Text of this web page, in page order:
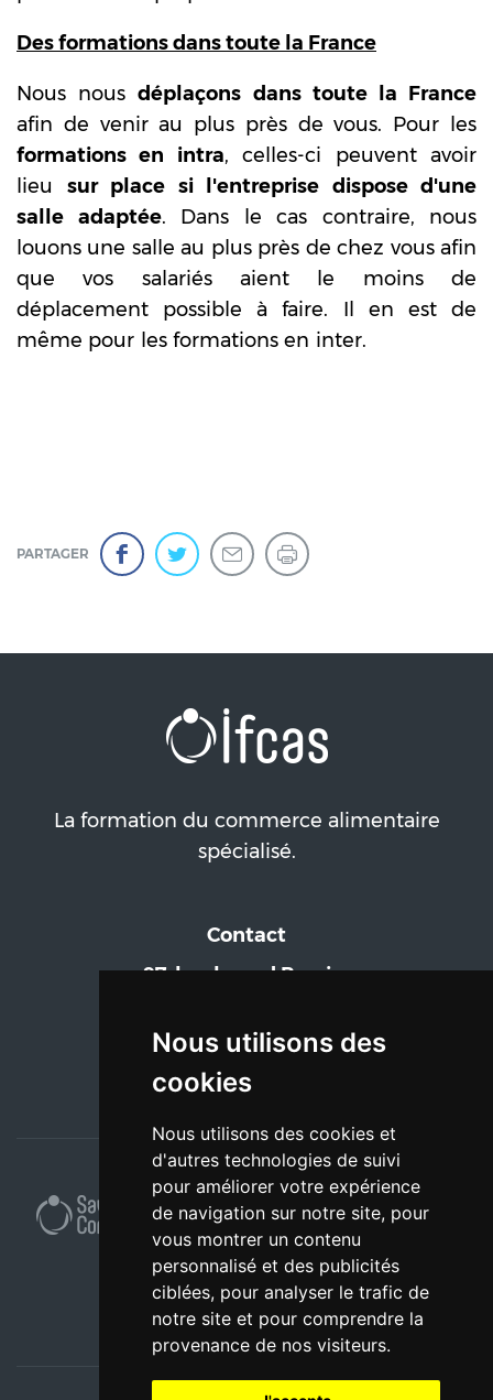
Nous utilisons des
cookies
Nous utilisons des cookies et
d'autres technologies de suivi
pour améliorer votre expérience
de navigation sur notre site, pour
vous montrer un contenu
personnalisé et des publicités
ciblées, pour analyser le trafic de
notre site et pour comprendre la
provenance de nos visiteurs.
PARTAGER
Des formations dans toute la France
Nous nousdéplaçons dans toute la France
afin de venir au plus près de vous. Pour les
formations en intra, celles-ci peuvent avoir
lieu sur place si l'entreprise dispose d'une
salle adaptée. Dans le cas contraire, nous
louons une salle au plus près de chez vous afin
que vos salariés aient le moins de
déplacement possible à faire. Il en est de
même pour les formations en inter.
La formation du commerce alimentaire
spécialisé.
Contact
97, boulevard Pereire
Tél. : 01 55 43 31 91
formation@ifcas.fr